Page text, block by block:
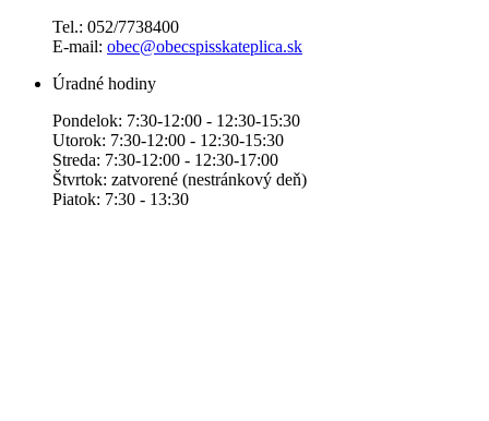
Tel.: 052/7738400
E-mail: obec@obecspisskateplica.sk
Úradné hodiny
Pondelok: 7:30-12:00 - 12:30-15:30
Utorok: 7:30-12:00 - 12:30-15:30
Streda: 7:30-12:00 - 12:30-17:00
Štvrtok: zatvorené (nestránkový deň)
Piatok: 7:30 - 13:30